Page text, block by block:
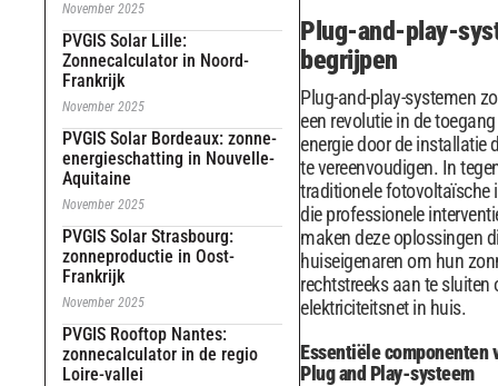
November 2025
PVGIS Solar Lille:
Zonnecalculator in Noord-
Frankrijk
November 2025
PVGIS Solar Bordeaux: zonne-
energieschatting in Nouvelle-
Aquitaine
November 2025
PVGIS Solar Strasbourg:
zonneproductie in Oost-
Frankrijk
November 2025
PVGIS Rooftop Nantes:
zonnecalculator in de regio
Loire-vallei
Plug-and-play-
begrijpen
Plug-and-play-systemen
een revolutie in de
energie door de installatie
te vereenvoudigen. In
traditionele fotovoltaïsche
die professionele
maken deze oplossingen
huiseigenaren om hun
rechtstreeks aan te sluiten
elektriciteitsnet in huis.
Essentiële componenten
Plug and Play-systeem